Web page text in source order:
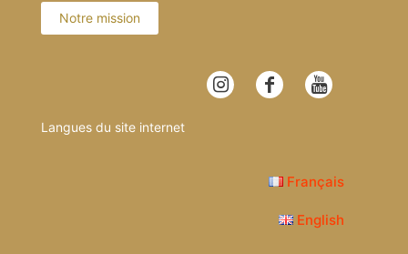
Notre mission
Langues du site internet
Français
English